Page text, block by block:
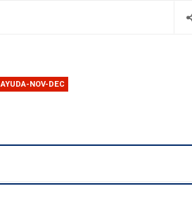
AYUDA-NOV-DEC